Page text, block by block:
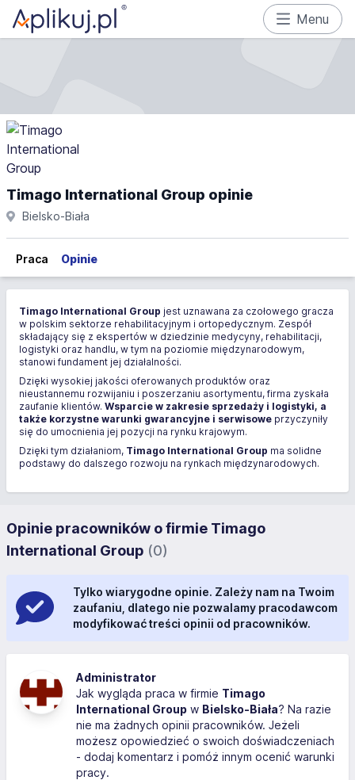
Menu
Timago International Group opinie
Bielsko-Biała
Praca Opinie
Timago International Group jest uznawana za czołowego gracza
w polskim sektorze rehabilitacyjnym i ortopedycznym. Zespół
składający się z ekspertów w dziedzinie medycyny, rehabilitacji,
logistyki oraz handlu, w tym na poziomie międzynarodowym,
stanowi fundament jej działalności.
Dzięki wysokiej jakości oferowanych produktów oraz
nieustannemu rozwijaniu i poszerzaniu asortymentu, firma zyskała
zaufanie klientów. Wsparcie w zakresie sprzedaży i logistyki, a
także korzystne warunki gwarancyjne i serwisowe przyczyniły
się do umocnienia jej pozycji na rynku krajowym.
Dzięki tym działaniom, Timago International Group ma solidne
podstawy do dalszego rozwoju na rynkach międzynarodowych.
Opinie pracowników o firmie Timago
International Group (0)
Tylko wiarygodne opinie. Zależy nam na Twoim
zaufaniu, dlatego nie pozwalamy pracodawcom
modyfikować treści opinii od pracowników.
Administrator
Jak wygląda praca w firmie Timago
International Group w Bielsko-Biała? Na razie
nie ma żadnych opinii pracowników. Jeżeli
możesz opowiedzieć o swoich doświadczeniach
- dodaj komentarz i pomóż innym ocenić warunki
pracy.